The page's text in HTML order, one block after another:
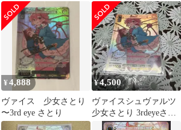
り LNR
project
¥4,888
ヴァイス 少女さとり
〜3rd eye さとり
¥4,500
ヴァイスシュヴァルツ
少女さとり 3rdeyeさと
りLNR 東方Project